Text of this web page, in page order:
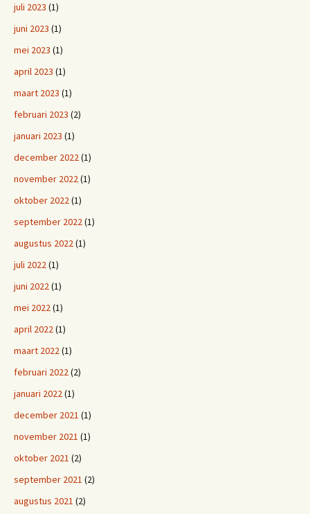
juli 2023 (1)
juni 2023 (1)
mei 2023 (1)
april 2023 (1)
maart 2023 (1)
februari 2023 (2)
januari 2023 (1)
december 2022(1)
november 2022(1)
oktober 2022(1)
september 2022(1)
augustus 2022(1)
juli 2022(1)
juni 2022(1)
mei 2022(1)
april 2022(1)
maart 2022(1)
februari 2022(2)
januari 2022(1)
december 2021 (1)
november 2021 (1)
oktober 2021 (2)
september 2021 (2)
augustus 2021 (2)